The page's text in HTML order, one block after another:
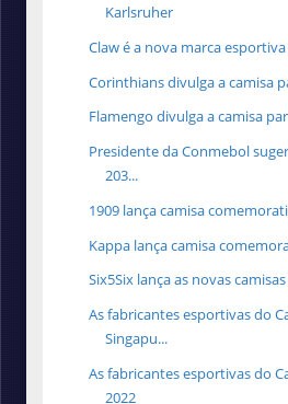
Karlsruher
Claw é a nova marca
Corinthians divulga a camisa
Flamengo divulga a camisa
Presidente da Conmebol
203...
1909 lança camisa
Kappa lança camisa
Six5Six lança as novas
As fabricantes esportivas do
Singapu...
As fabricantes esportivas do
2022